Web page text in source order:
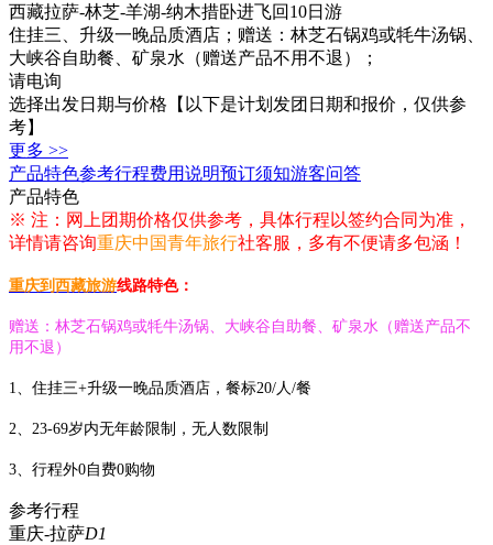
西藏拉萨-林芝-羊湖-纳木措卧进飞回10日游
住挂三、升级一晚品质酒店；赠送：林芝石锅鸡或牦牛汤锅、
大峡谷自助餐、矿泉水（赠送产品不用不退）；
请电询
选择出发日期与价格 【以下是计划发团日期和报价，仅供参
考】
更多 >>
产品特色参考行程费用说明预订须知游客问答
产品特色
※ 注：网上团期价格仅供参考，具体行程以签约合同为准，
详情请咨询重庆中国青年旅行社客服，多有不便请多包涵！
重庆到西藏旅游线路特色：
赠送：林芝石锅鸡或牦牛汤锅、大峡谷自助餐、矿泉水（赠送产品不
用不退）
1、住挂三+升级一晚品质酒店，餐标20/人/餐
2、23-69岁内无年龄限制，无人数限制
3、行程外0自费0购物
参考行程
重庆-拉萨D1